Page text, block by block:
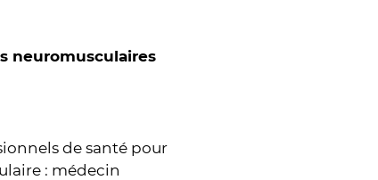
neuromusculaires
de santé pour
: médecin